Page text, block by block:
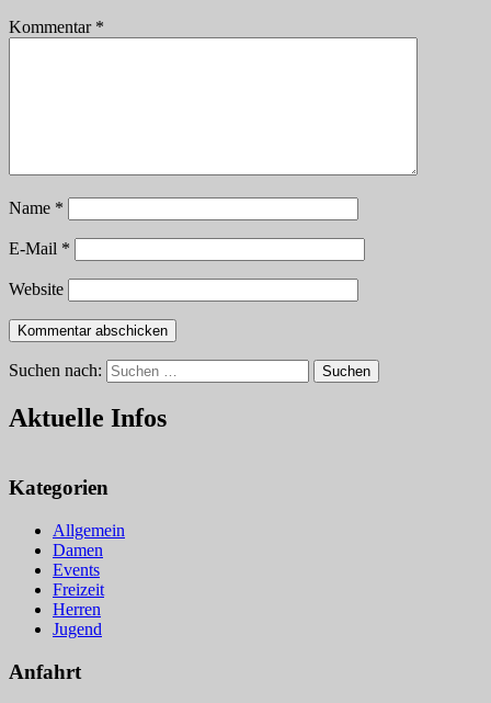
Kommentar *
Name *
E-Mail *
Website
Suchen nach: Suchen
Aktuelle Infos
Kategorien
Allgemein
Damen
Events
Freizeit
Herren
Jugend
Anfahrt